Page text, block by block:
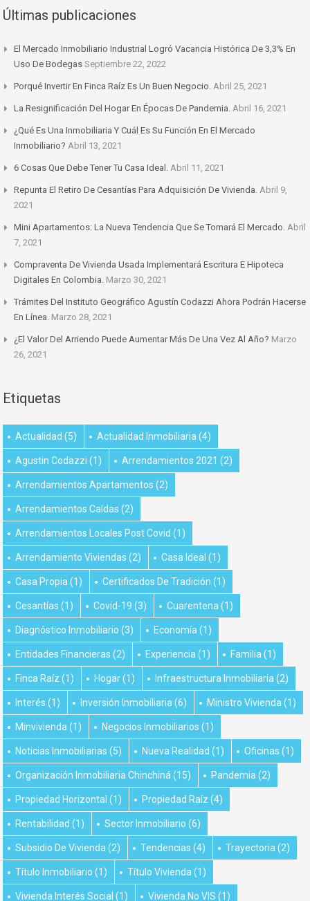
Últimas publicaciones
El Mercado Inmobiliario Industrial Logró Vacancia Histórica De 3,3% En
Uso De Bodegas Septiembre 22, 2022
Porqué Invertir En Finca Raíz Es Un Buen Negocio. Abril 25, 2021
La Resignificación Del Hogar En Épocas De Pandemia. Abril 16, 2021
¿Qué Es Una Inmobiliaria Y Cuál Es Su Función En El Mercado
Inmobiliario? Abril 13, 2021
6 Cosas Que Debe Tener Tu Casa Ideal. Abril 11, 2021
Repunta El Retiro De Cesantías Para Adquisición De Vivienda. Abril 9,
2021
Mini Apartamentos: La Nueva Tendencia Que Se Tomará El Mercado. Abril
7, 2021
Compraventa De Vivienda Usada Implementará Escritura E Hipoteca
Digitales En Colombia. Marzo 30, 2021
Trámites Del Instituto Geográfico Agustín Codazzi Ahora Podrán Hacerse
En Línea. Marzo 28, 2021
¿El Valor Del Arriendo Puede Aumentar Más De Una Vez Al Año? Marzo
26, 2021
Etiquetas
Actualidad (5) Actualidad Inmobiliaria (4)
Agustin Codazzi (1) Arrendamientos 2021 (2)
Arrendamientos Apartamentos (2)
Arrendamientos Caldas (2)
Arrendamientos Locales Post Covid (1)
Arrendamiento Viviendas (2) Casa Ideal (1)
Casa Propia (1) Certificados De Tradición (1)
Cesantías (1) Covid-19 (3) Cuarentena (1)
Diagnóstico Inmobiliario (3) Economía (1)
Entidades Financieras (2) Experiencia (1) Familia (1)
Finca Raíz (1) Hogar(1) Infraestructura Inmobiliaria (2)
Interés (1) Inversión Inmobiliaria (6) Ministro Vivienda (1)
Minvivienda (1) Negocios Inmobiliarios (1)
Noticias Inmobiliarias (5) Nueva Realidad (1) Oficinas (1)
Organización Inmobiliaria Chinchiná (15) Pandemia (2)
Propiedad Horizontal (1) Propiedad Raíz (4)
Rentabilidad (1) Sector Inmobiliario (6)
Subsidio De Vivienda (2) Tendencias (4) Trayectoria (2)
Título Inmobiliario (1) Título Vivienda (1)
Vivienda Interés Social (1) Vivienda No VIS (1)